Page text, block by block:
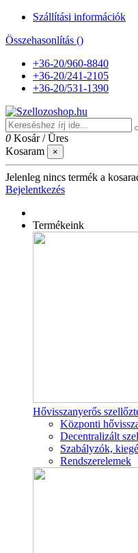
Szállítási információk
Összehasonlítás ()
+36-20/960-8840
+36-20/241-2105
+36-20/531-1390
0 Kosár /Üres
Kosaram
×
Jelenleg nincs termék a
Bejelentkezés
Termékeink
Hővisszanyerős
Központi
Decentralizált
Szabályzók,
Rendszerelemek